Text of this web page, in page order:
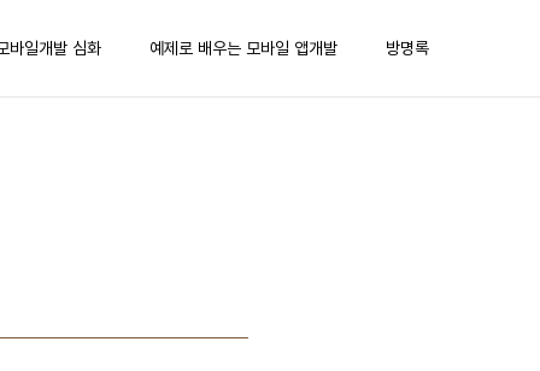
바일개발 심화 예제로 배우는 모바일 앱개발 방명록